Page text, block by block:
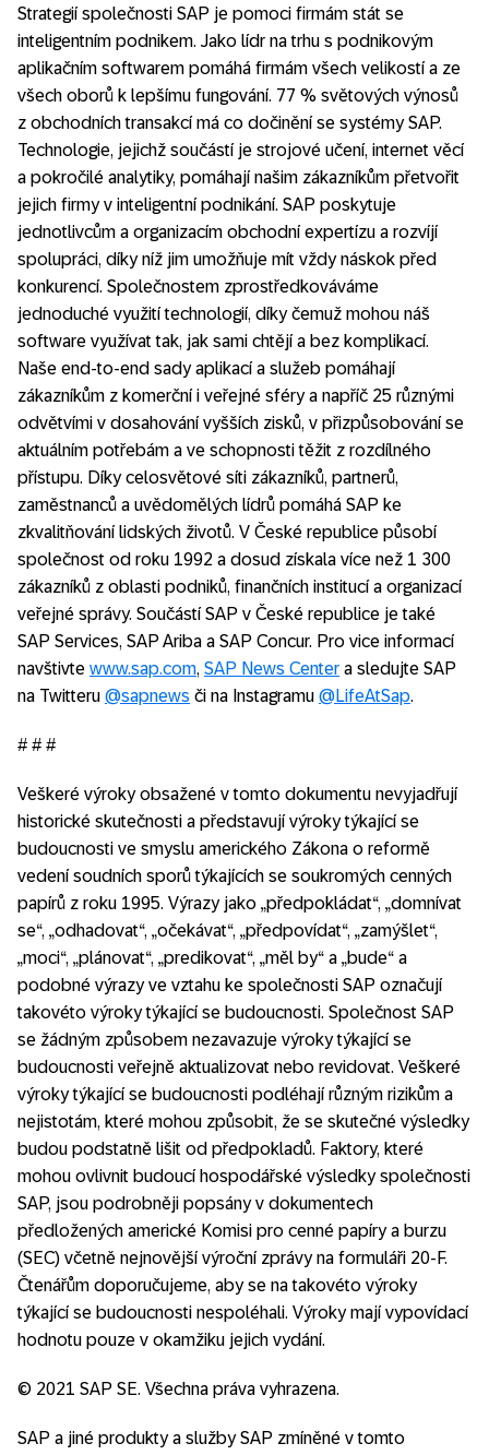
Strategií společnosti SAP je pomoci firmám stát se
inteligentním podnikem. Jako lídr na trhu s podnikovým
aplikačním softwarem pomáhá firmám všech velikostí a ze
všech oborů k lepšímu fungování. 77 % světových výnosů
z obchodních transakcí má co dočinění se systémy SAP.
Technologie, jejichž součástí je strojové učení, internet věcí
a pokročilé analytiky, pomáhají našim zákazníkům přetvořit
jejich firmy v inteligentní podnikání. SAP poskytuje
jednotlivcům a organizacím obchodní expertízu a rozvíjí
spolupráci, díky níž jim umožňuje mít vždy náskok před
konkurencí. Společnostem zprostředkováváme
jednoduché využití technologií, díky čemuž mohou náš
software využívat tak, jak sami chtějí a bez komplikací.
Naše end-to-end sady aplikací a služeb pomáhají
zákazníkům z komerční i veřejné sféry a napříč 25 různými
odvětvími v dosahování vyšších zisků, v přizpůsobování se
aktuálním potřebám a ve schopnosti těžit z rozdílného
přístupu. Díky celosvětové síti zákazníků, partnerů,
zaměstnanců a uvědomělých lídrů pomáhá SAP ke
zkvalitňování lidských životů. V České republice působí
společnost od roku 1992 a dosud získala více než 1 300
zákazníků z oblasti podniků, finančních institucí a organizací
veřejné správy. Součástí SAP v České republice je také
SAP Services, SAP Ariba a SAP Concur. Pro vice informací
navštivte www.sap.com, SAP News Center a sledujte SAP
na Twitteru @sapnews či na Instagramu @LifeAtSap.
# # #
Veškeré výroky obsažené v tomto dokumentu nevyjadřují
historické skutečnosti a představují výroky týkající se
budoucnosti ve smyslu amerického Zákona o reformě
vedení soudních sporů týkajících se soukromých cenných
papírů z roku 1995. Výrazy jako „předpokládat“, „domnívat
se“, „odhadovat“, „očekávat“, „předpovídat“, „zamýšlet“,
„moci“, „plánovat“, „predikovat“, „měl by“ a „bude“ a
podobné výrazy ve vztahu ke společnosti SAP označují
takovéto výroky týkající se budoucnosti. Společnost SAP
se žádným způsobem nezavazuje výroky týkající se
budoucnosti veřejně aktualizovat nebo revidovat. Veškeré
výroky týkající se budoucnosti podléhají různým rizikům a
nejistotám, které mohou způsobit, že se skutečné výsledky
budou podstatně lišit od předpokladů. Faktory, které
mohou ovlivnit budoucí hospodářské výsledky společnosti
SAP, jsou podrobněji popsány v dokumentech
předložených americké Komisi pro cenné papíry a burzu
(SEC) včetně nejnovější výroční zprávy na formuláři 20-F.
Čtenářům doporučujeme, aby se na takovéto výroky
týkající se budoucnosti nespoléhali. Výroky mají vypovídací
hodnotu pouze v okamžiku jejich vydání.
© 2021 SAP SE. Všechna práva vyhrazena.
SAP a jiné produkty a služby SAP zmíněné v tomto